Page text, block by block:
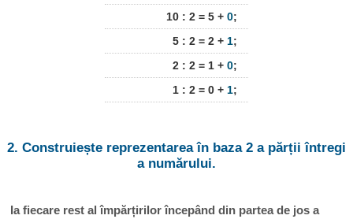
10 : 2 = 5 + 0;
5 : 2 = 2 + 1;
2 : 2 = 1 + 0;
1 : 2 = 0 + 1;
2. Construiește reprezentarea în baza 2 a părții întregi
a numărului.
Ia fiecare rest al împărțirilor începând din partea de jos a